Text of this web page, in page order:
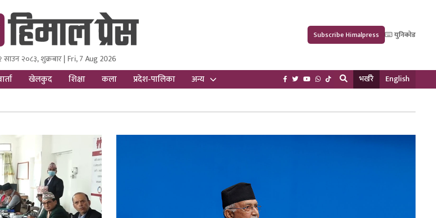
Media and Research Pvt Ltd.
साउन २०८३, शुक्रबार | Fri, 7 Aug 2026
Subscribe Himalpress युनिकोड
खेलकुद शिक्षा कला प्रदेश-पालिका अन्य भर्खरै English